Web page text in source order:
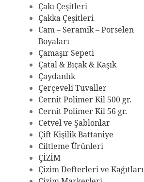
Çakı Çeşitleri
Çakka Çeşitleri
Cam – Seramik – Porselen
Boyaları
Çamaşır Sepeti
Çatal & Bıçak & Kaşık
Çaydanlık
Çerçeveli Tuvaller
Cernit Polimer Kil 500 gr.
Cernit Polimer Kil 56 gr.
Cetvel ve Şablonlar
Çift Kişilik Battaniye
Ciltleme Ürünleri
ÇİZİM
Çizim Defterleri ve Kağıtları